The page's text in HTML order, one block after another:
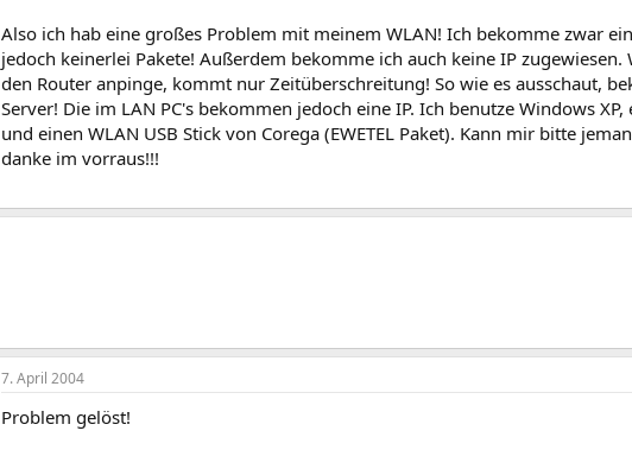
Also ich hab eine großes Problem mit meinem WLAN! Ich bekomme zwar
jedoch keinerlei Pakete! Außerdem bekomme ich auch keine IP zugewiesen.
den Router anpinge, kommt nur Zeitüberschreitung! So wie es ausschaut,
Server! Die im LAN PC's bekommen jedoch eine IP. Ich benutze Windows
und einen WLAN USB Stick von Corega (EWETEL Paket). Kann mir bitte
danke im vorraus!!!
7. April 2004
Problem gelöst!